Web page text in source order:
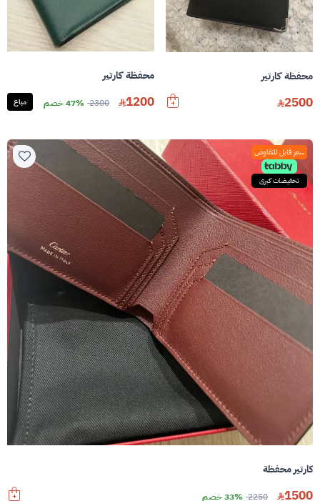
محفظة كارتير
2500
محفظة كارتير
1200
2300 47% خصم مباع
سعر قابل للتفاوض
تخفيضات كبرى
كارتير محفظة
1500
2250 33% خصم